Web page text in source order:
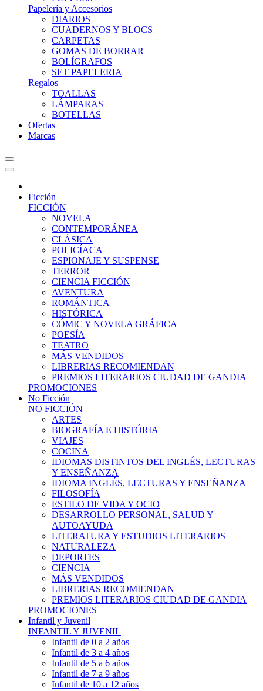
Papelería y Accesorios
DIARIOS
CUADERNOS Y BLOCS
CARPETAS
GOMAS DE BORRAR
BOLÍGRAFOS
SET PAPELERIA
Regalos
TOALLAS
LÁMPARAS
BOTELLAS
Ofertas
Marcas
Ficción
FICCIÓN
NOVELA
CONTEMPORÁNEA
CLÁSICA
POLICÍACA
ESPIONAJE Y SUSPENSE
TERROR
CIENCIA FICCIÓN
AVENTURA
ROMÁNTICA
HISTÓRICA
CÓMIC Y NOVELA GRÁFICA
POESÍA
TEATRO
MÁS VENDIDOS
LIBRERIAS RECOMIENDAN
PREMIOS LITERARIOS CIUDAD DE GANDIA
PROMOCIONES
No Ficción
NO FICCIÓN
ARTES
BIOGRAFÍA E HISTÓRIA
VIAJES
COCINA
IDIOMAS DISTINTOS DEL INGLÉS, LECTURAS
Y ENSEÑANZA
IDIOMA INGLÉS, LECTURAS Y ENSEÑANZA
FILOSOFÍA
ESTILO DE VIDA Y OCIO
DESARROLLO PERSONAL, SALUD Y
AUTOAYUDA
LITERATURA Y ESTUDIOS LITERARIOS
NATURALEZA
DEPORTES
CIENCIA
MÁS VENDIDOS
LIBRERIAS RECOMIENDAN
PREMIOS LITERARIOS CIUDAD DE GANDIA
PROMOCIONES
Infantil y Juvenil
INFANTIL Y JUVENIL
Infantil de 0 a 2 años
Infantil de 3 a 4 años
Infantil de 5 a 6 años
Infantil de 7 a 9 años
Infantil de 10 a 12 años